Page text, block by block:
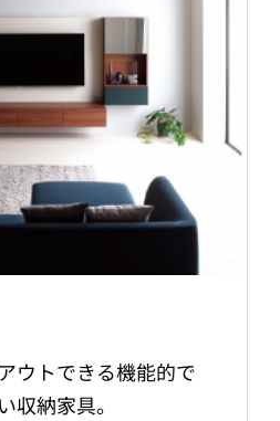
ウトできる機能的で
収納家具。